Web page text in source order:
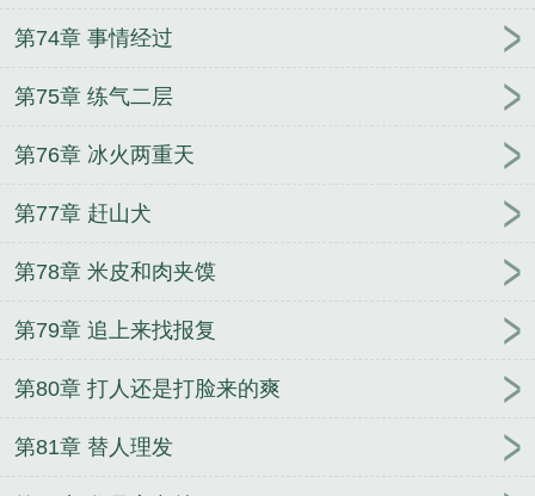
第74章 事情经过
第75章 练气二层
第76章 冰火两重天
第77章 赶山犬
第78章 米皮和肉夹馍
第79章 追上来找报复
第80章 打人还是打脸来的爽
第81章 替人理发